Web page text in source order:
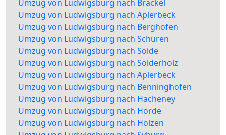
Umzug von Ludwigsburg nach Brackel
Umzug von Ludwigsburg nach Aplerbeck
Umzug von Ludwigsburg nach Berghofen
Umzug von Ludwigsburg nach Schüren
Umzug von Ludwigsburg nach Sölde
Umzug von Ludwigsburg nach Sölderholz
Umzug von Ludwigsburg nach Aplerbeck
Umzug von Ludwigsburg nach Benninghofen
Umzug von Ludwigsburg nach Hacheney
Umzug von Ludwigsburg nach Hörde
Umzug von Ludwigsburg nach Holzen